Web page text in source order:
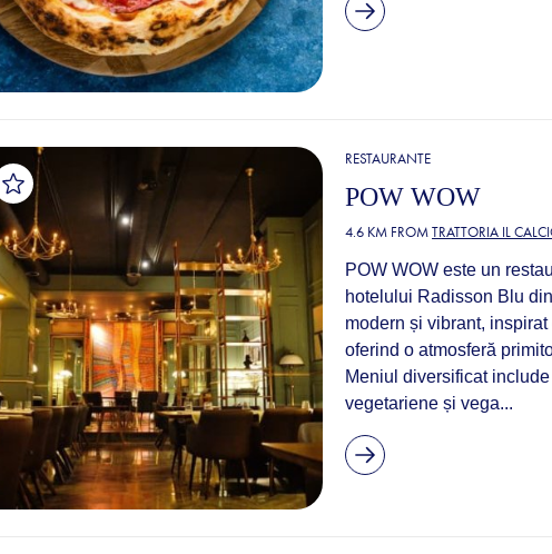
RESTAURANTE
POW WOW
4.6 KM FROMTRATTORIA IL
POW WOW este un
hotelului Radisson Blu
modern și vibrant,
oferind o atmosferă
Meniul diversificat
vegetariene și vega...